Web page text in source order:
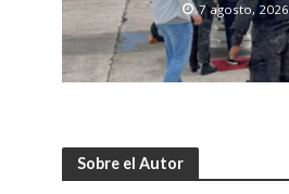
7 agosto, 2026
Sobre el Autor